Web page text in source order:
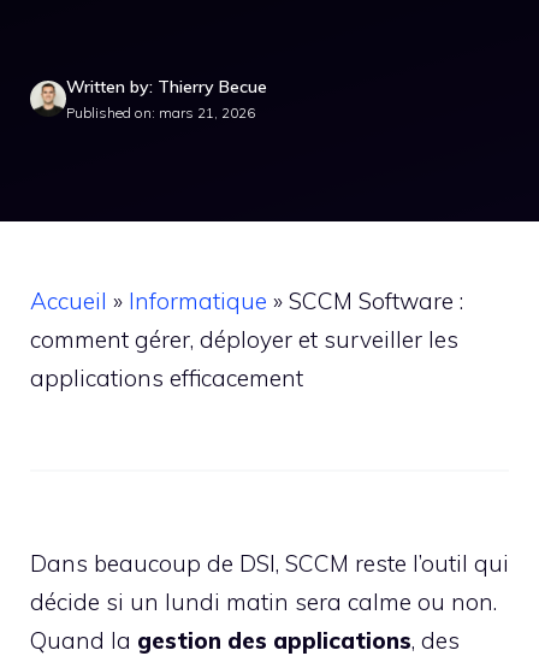
Written by: Thierry Becue
Published on: mars 21, 2026
Accueil » Informatique » SCCM Software :
comment gérer, déployer et surveiller les
applications efficacement
Dans beaucoup de DSI, SCCM reste l’outil qui
décide si un lundi matin sera calme ou non.
Quand la gestion des applications, des